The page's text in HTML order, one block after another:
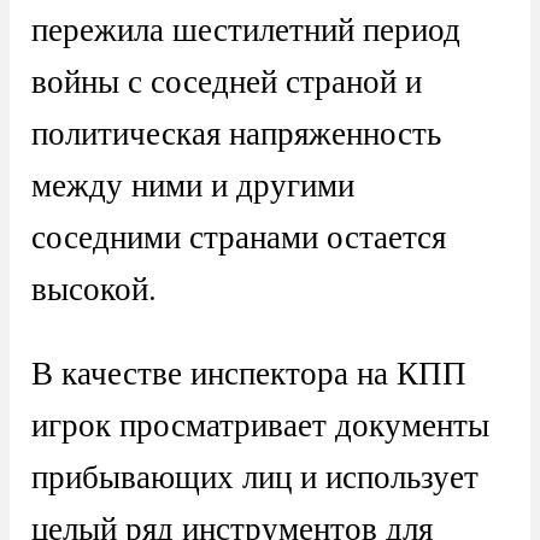
пережила шестилетний период
войны с соседней страной и
политическая напряженность
между ними и другими
соседними странами остается
высокой.
В качестве инспектора на КПП
игрок просматривает документы
прибывающих лиц и использует
целый ряд инструментов для